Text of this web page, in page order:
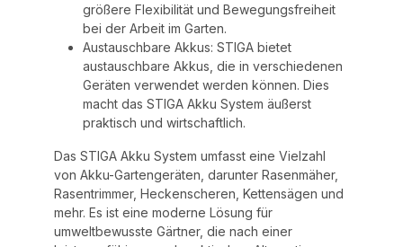
größere Flexibilität und Bewegungsfreiheit
bei der Arbeit im Garten.
Austauschbare Akkus: STIGA bietet
austauschbare Akkus, die in verschiedenen
Geräten verwendet werden können. Dies
macht das STIGA Akku System äußerst
praktisch und wirtschaftlich.
Das STIGA Akku System umfasst eine Vielzahl
von Akku-Gartengeräten, darunter Rasenmäher,
Rasentrimmer, Heckenscheren, Kettensägen und
mehr. Es ist eine moderne Lösung für
umweltbewusste Gärtner, die nach einer